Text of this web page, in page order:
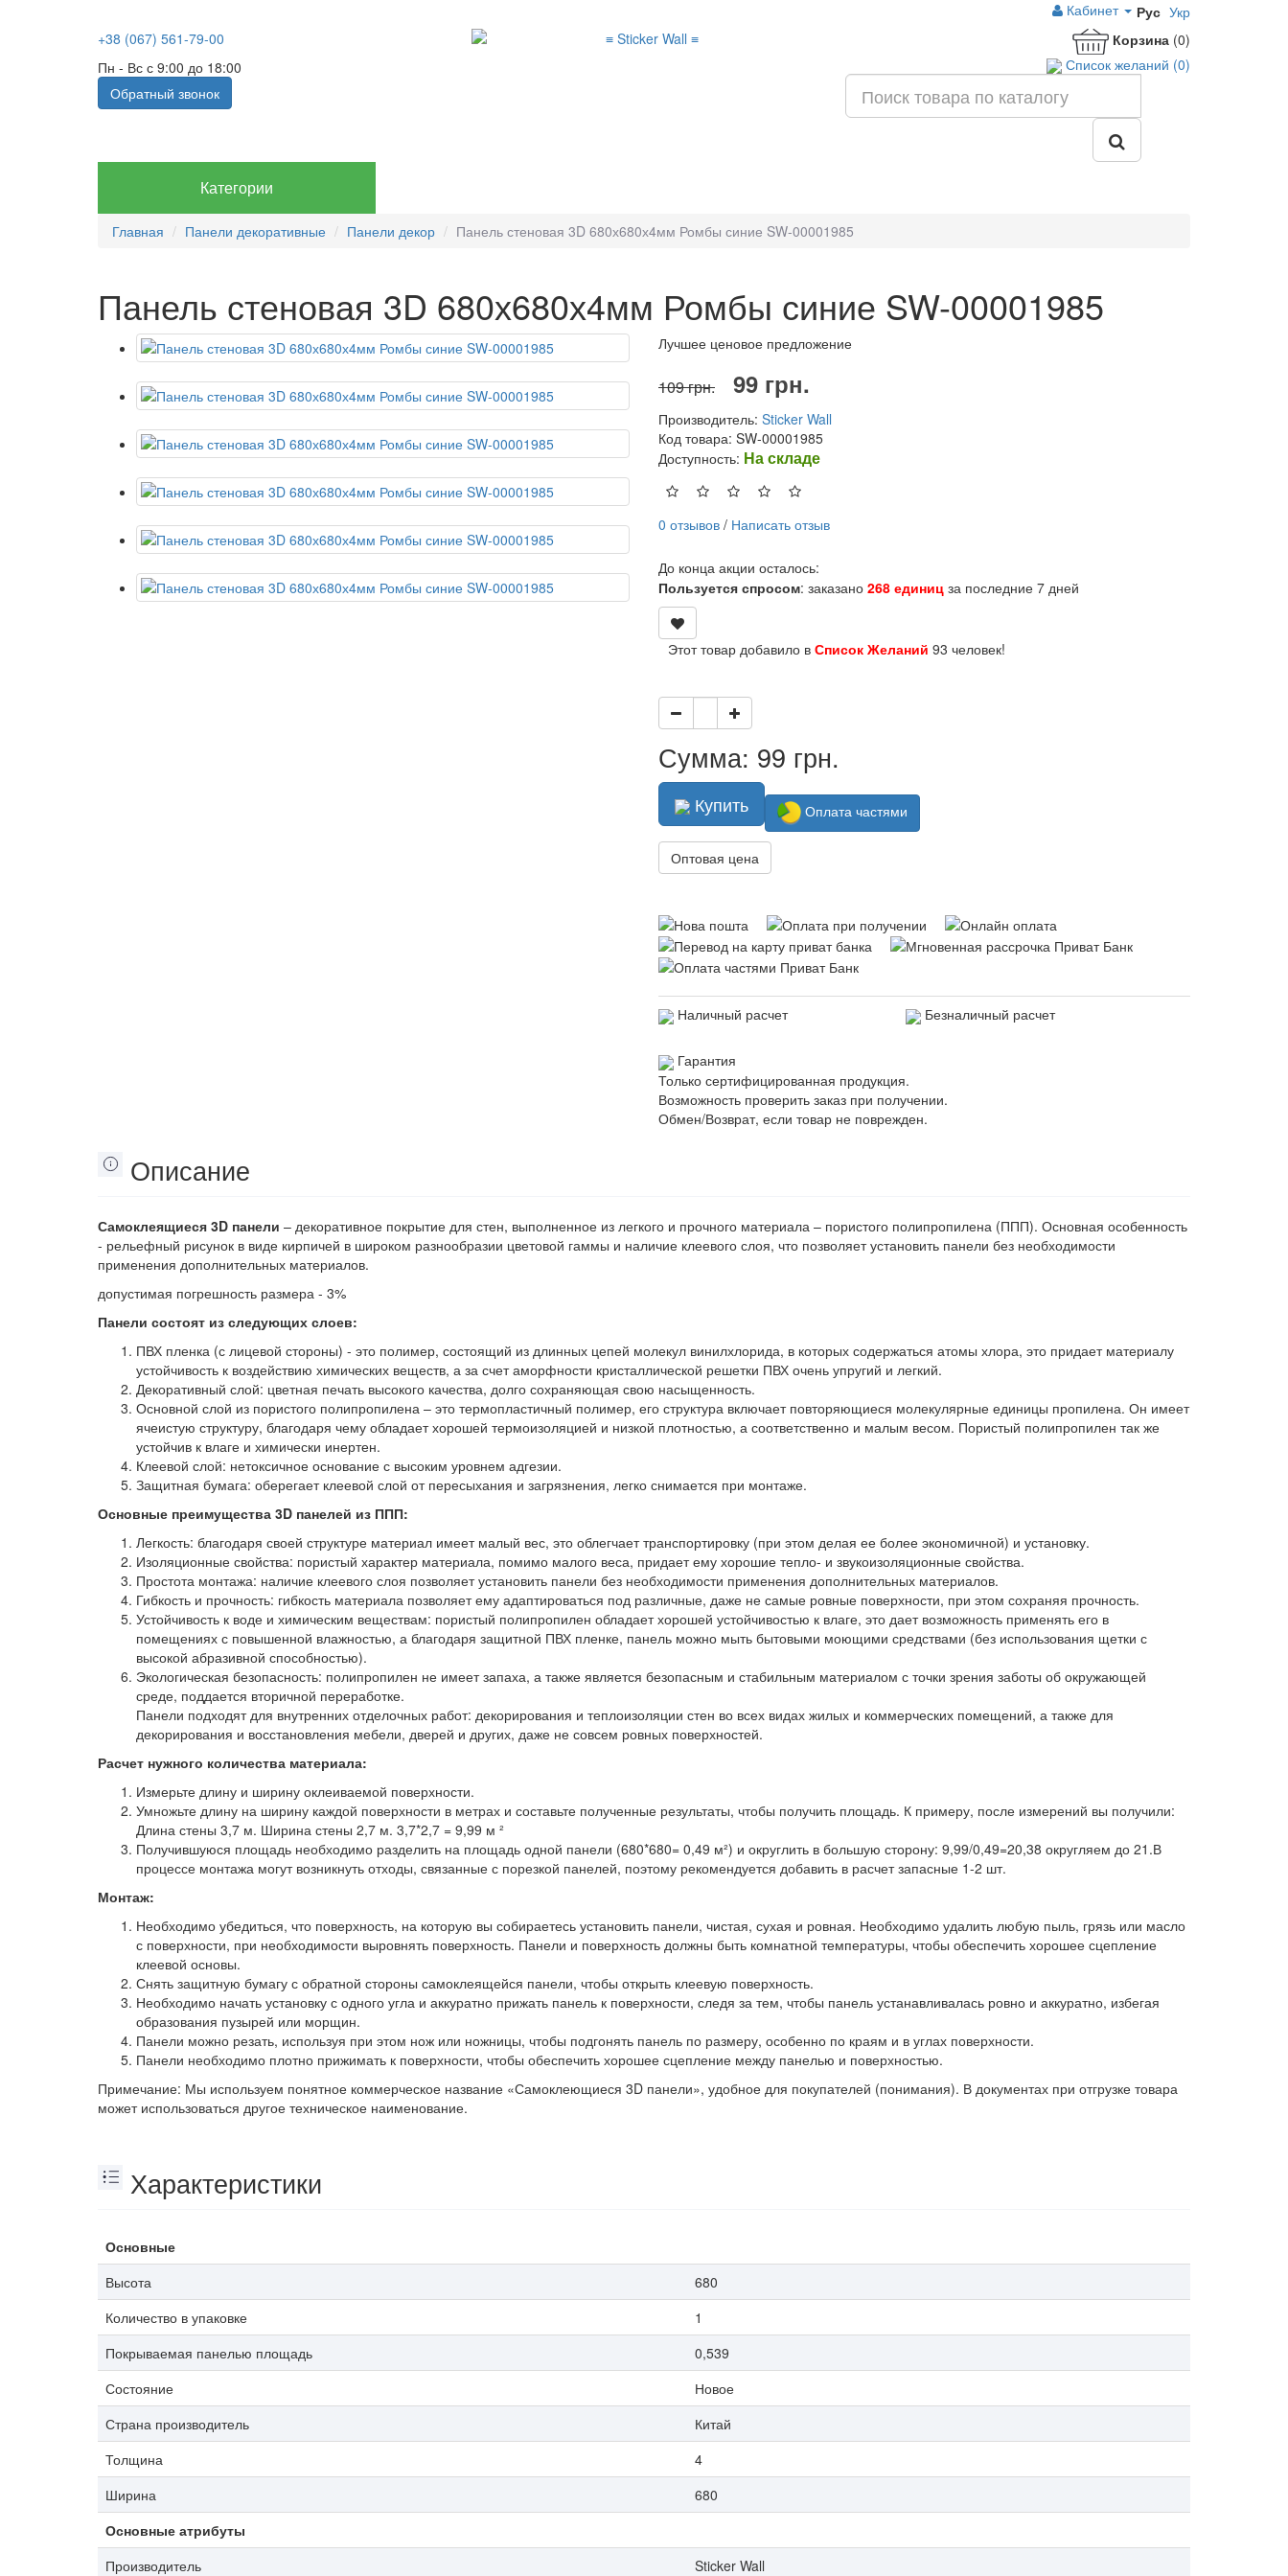
Рус Укр
Кабинет
+38 (067) 561-79-00
Пн - Вс с 9:00 до 18:00
Обратный звонок
Корзина (0)
Список желаний (0)
Категории
Главная Панели декоративные Панели декор Панель стеновая 3D 680х680х4мм Ромбы синие SW-00001985
Панель стеновая 3D 680х680х4мм Ромбы синие SW-00001985
Лучшее ценовое предложение
109 грн. 99 грн.
Производитель: Sticker Wall
Код товара: SW-00001985
Доступность: На складе
0 отзывов / Написать отзыв
До конца акции осталось:
Пользуется спросом: заказано 268 единиц за последние 7 дней
Этот товар добавило в Список Желаний 93 человек!
Сумма: 99 грн.
Купить Оплата частями
Оптовая цена
Наличный расчет Безналичный расчет
Гарантия
Только сертифицированная продукция.
Возможность проверить заказ при получении.
Обмен/Возврат, если товар не поврежден.
Описание
Самоклеящиеся 3D панели – декоративное покрытие для стен, выполненное из легкого и прочного материала – пористого полипропилена (ППП). Основная особенность
- рельефный рисунок в виде кирпичей в широком разнообразии цветовой гаммы и наличие клеевого слоя, что позволяет установить панели без необходимости
применения дополнительных материалов.
допустимая погрешность размера - 3%
Панели состоят из следующих слоев:
ПВХ пленка (с лицевой стороны) - это полимер, состоящий из длинных цепей молекул винилхлорида, в которых содержаться атомы хлора, это придает материалу
устойчивость к воздействию химических веществ, а за счет аморфности кристаллической решетки ПВХ очень упругий и легкий.
Декоративный слой: цветная печать высокого качества, долго сохраняющая свою насыщенность.
Основной слой из пористого полипропилена – это термопластичный полимер, его структура включает повторяющиеся молекулярные единицы пропилена. Он имеет
ячеистую структуру, благодаря чему обладает хорошей термоизоляцией и низкой плотностью, а соответственно и малым весом. Пористый полипропилен так же
устойчив к влаге и химически инертен.
Клеевой слой: нетоксичное основание с высоким уровнем адгезии.
Защитная бумага: оберегает клеевой слой от пересыхания и загрязнения, легко снимается при монтаже.
Основные преимущества 3D панелей из ППП:
Легкость: благодаря своей структуре материал имеет малый вес, это облегчает транспортировку (при этом делая ее более экономичной) и установку.
Изоляционные свойства: пористый характер материала, помимо малого веса, придает ему хорошие тепло- и звукоизоляционные свойства.
Простота монтажа: наличие клеевого слоя позволяет установить панели без необходимости применения дополнительных материалов.
Гибкость и прочность: гибкость материала позволяет ему адаптироваться под различные, даже не самые ровные поверхности, при этом сохраняя прочность.
Устойчивость к воде и химическим веществам: пористый полипропилен обладает хорошей устойчивостью к влаге, это дает возможность применять его в
помещениях с повышенной влажностью, а благодаря защитной ПВХ пленке, панель можно мыть бытовыми моющими средствами (без использования щетки с
высокой абразивной способностью).
Экологическая безопасность: полипропилен не имеет запаха, а также является безопасным и стабильным материалом с точки зрения заботы об окружающей
среде, поддается вторичной переработке.
Панели подходят для внутренних отделочных работ: декорирования и теплоизоляции стен во всех видах жилых и коммерческих помещений, а также для
декорирования и восстановления мебели, дверей и других, даже не совсем ровных поверхностей.
Расчет нужного количества материала:
Измерьте длину и ширину оклеиваемой поверхности.
Умножьте длину на ширину каждой поверхности в метрах и составьте полученные результаты, чтобы получить площадь. К примеру, после измерений вы получили:
Длина стены 3,7 м. Ширина стены 2,7 м. 3,7*2,7 = 9,99 м ²
Получившуюся площадь необходимо разделить на площадь одной панели (680*680= 0,49 м²) и округлить в большую сторону: 9,99/0,49=20,38 округляем до 21.В
процессе монтажа могут возникнуть отходы, связанные с порезкой панелей, поэтому рекомендуется добавить в расчет запасные 1-2 шт.
Монтаж:
Необходимо убедиться, что поверхность, на которую вы собираетесь установить панели, чистая, сухая и ровная. Необходимо удалить любую пыль, грязь или масло
с поверхности, при необходимости выровнять поверхность. Панели и поверхность должны быть комнатной температуры, чтобы обеспечить хорошее сцепление
клеевой основы.
Снять защитную бумагу с обратной стороны самоклеящейся панели, чтобы открыть клеевую поверхность.
Необходимо начать установку с одного угла и аккуратно прижать панель к поверхности, следя за тем, чтобы панель устанавливалась ровно и аккуратно, избегая
образования пузырей или морщин.
Панели можно резать, используя при этом нож или ножницы, чтобы подгонять панель по размеру, особенно по краям и в углах поверхности.
Панели необходимо плотно прижимать к поверхности, чтобы обеспечить хорошее сцепление между панелью и поверхностью.
Примечание: Мы используем понятное коммерческое название «Самоклеющиеся 3D панели», удобное для покупателей (понимания). В документах при отгрузке товара
может использоваться другое техническое наименование.
Характеристики
Основные
Высота
680
Количество в упаковке
1
Покрываемая панелью площадь
0,539
Состояние
Новое
Страна производитель
Китай
Толщина
4
Ширина
680
Основные атрибуты
Производитель
Sticker Wall